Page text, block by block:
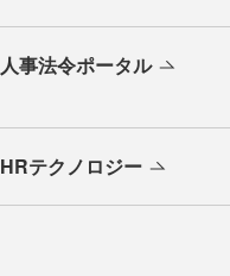
人事法令ポータル
HRテクノロジー